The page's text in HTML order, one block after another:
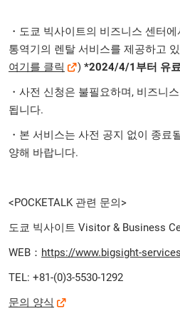
・도쿄 빅사이트의 비즈니스 센터
통역기의 렌탈 서비스를 제공하고
여기를 클릭
) *2024/4/1부터 유
・사전 신청은 불필요하며, 비즈니
됩니다.
・본 서비스는 사전 공지 없이 종료
양해 바랍니다.
<POCKETALK 관련 문의>
도쿄 빅사이트 Visitor & Business
WEB： https://www.bigsight-
TEL: +81-(0)3-5530-1292
문의 양식